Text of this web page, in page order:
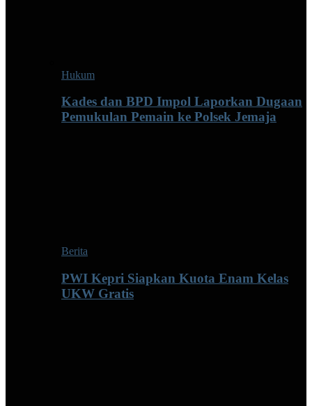
Hukum
Kades dan BPD Impol Laporkan Dugaan
Pemukulan Pemain ke Polsek Jemaja
Berita
PWI Kepri Siapkan Kuota Enam Kelas
UKW Gratis